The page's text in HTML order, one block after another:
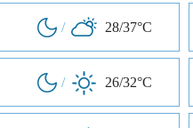
/ 28/37°C
/ 26/32°C